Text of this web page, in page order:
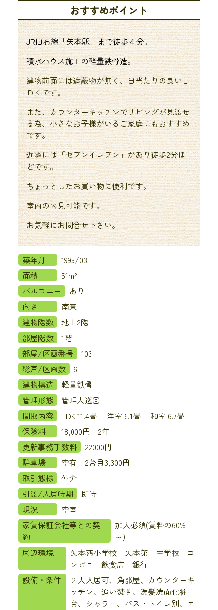
おすすめポイント
JR仙石線「矢本駅」まで徒歩４分。
積水ハウス施工の軽量鉄骨造。
建物前面には遮蔽物が無く、日当たりの良いＬ
ＤＫです。
また、カウンターキッチンでリビングが見渡せ
る為、小さなお子様がいるご家庭にもおすすめ
です。
近隣には「セブンイレブン」があり徒歩2分ほ
どです。
ちょっとしたお買い物に便利です。
室内の内見可能です。
お気軽にお問合せ下さい。
築年月
1995/03
面積
51m²
バルコニー
あり
向き
南東
建物階数
地上2階
部屋階数
1階
部屋/区画番号
103
総戸/区画数
6
建物構造
軽量鉄骨
管理形態
管理人巡回
間取内容
LDK 11.4畳 洋室 6.1畳 和室 6.7畳
保険料
18,000円 2年
更新事務手数料
22000円
駐車場
空有 2台目3,300円
取引態様
仲介
引渡/入居時期
即時
現況
空室
家賃保証会社等との契
約
加入必須(賃料の60%
～)
周辺環境
矢本西小学校 矢本第一中学校 コ
ンビニ 飲食店 銀行
設備・条件
２人入居可、角部屋、カウンターキ
ッチン、追い焚き、洗髪洗面化粧
台、シャワー、バス・トイレ別、エ